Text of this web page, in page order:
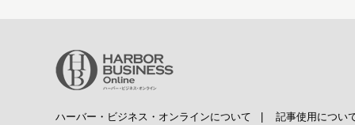
ハーバー・ビジネス・オンラインについて 記事使用につい